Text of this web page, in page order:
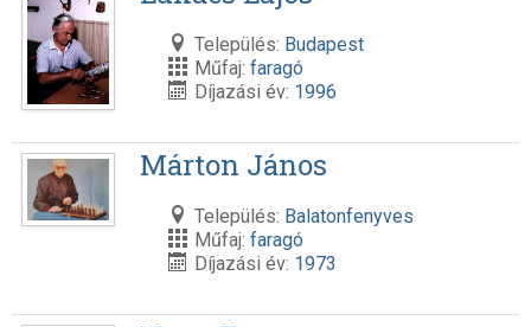
Település: Budapest
Műfaj: faragó
Díjazási év: 1996
Márton János
Település: Balatonfenyves
Műfaj: faragó
Díjazási év: 1973